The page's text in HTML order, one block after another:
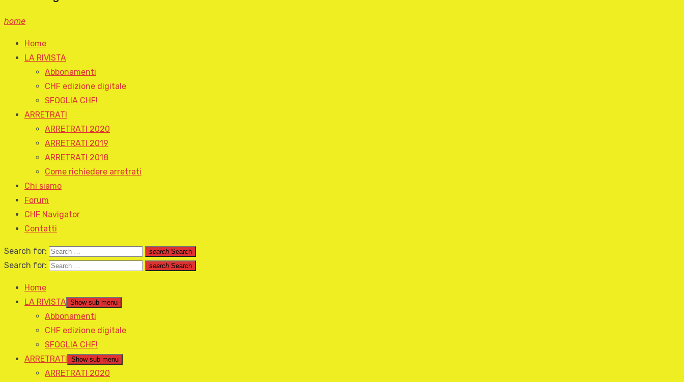
home
Home
LA RIVISTA
Abbonamenti
CHF edizione digitale
SFOGLIA CHF!
ARRETRATI
ARRETRATI 2020
ARRETRATI 2019
ARRETRATI 2018
Come richiedere arretrati
Chi siamo
Forum
CHF Navigator
Contatti
Search for: search Search
Search for: search Search
Home
LA RIVISTA Show sub menu
Abbonamenti
CHF edizione digitale
SFOGLIA CHF!
ARRETRATI
Show sub menu
ARRETRATI 2020